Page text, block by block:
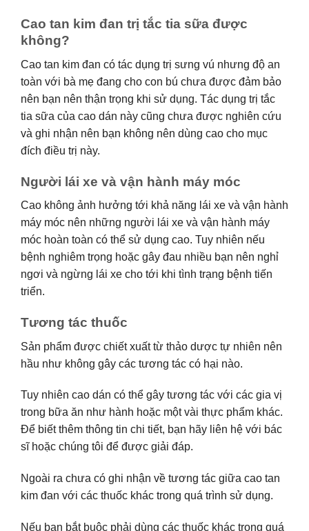
Cao tan kim đan trị tắc tia sữa được
không?
Cao tan kim đan có tác dụng trị sưng vú nhưng độ an
toàn với bà mẹ đang cho con bú chưa được đảm bảo
nên bạn nên thận trọng khi sử dụng. Tác dụng trị tắc
tia sữa của cao dán này cũng chưa được nghiên cứu
và ghi nhận nên bạn không nên dùng cao cho mục
đích điều trị này.
Người lái xe và vận hành máy móc
Cao không ảnh hưởng tới khả năng lái xe và vận hành
máy móc nên những người lái xe và vận hành máy
móc hoàn toàn có thể sử dụng cao. Tuy nhiên nếu
bệnh nghiêm trọng hoặc gây đau nhiều bạn nên nghỉ
ngơi và ngừng lái xe cho tới khi tình trạng bệnh tiến
triển.
Tương tác thuốc
Sản phẩm được chiết xuất từ thảo dược tự nhiên nên
hầu như không gây các tương tác có hại nào.
Tuy nhiên cao dán có thể gây tương tác với các gia vị
trong bữa ăn như hành hoặc một vài thực phẩm khác.
Để biết thêm thông tin chi tiết, bạn hãy liên hệ với bác
sĩ hoặc chúng tôi để được giải đáp.
Ngoài ra chưa có ghi nhận về tương tác giữa cao tan
kim đan với các thuốc khác trong quá trình sử dụng.
Nếu bạn bắt buộc phải dùng các thuốc khác trong quá